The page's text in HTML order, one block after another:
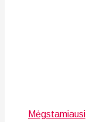
Mėgstamiausi